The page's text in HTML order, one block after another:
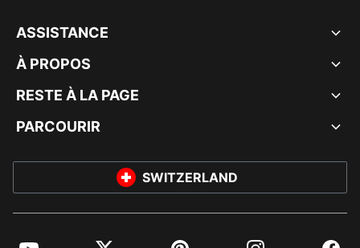
ASSISTANCE
À PROPOS
RESTE À LA PAGE
PARCOURIR
SWITZERLAND